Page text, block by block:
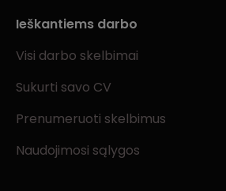
Ieškantiems darbo
Visi darbo skelbimai
Sukurti savo CV
Prenumeruoti skelbimus
Naudojimosi sąlygos